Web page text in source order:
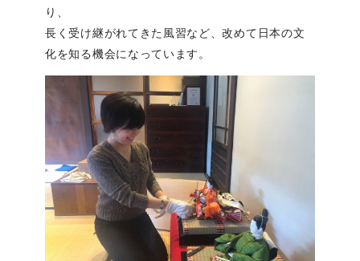
り、
長く受け継がれてきた風習など、改めて日本の文
化を知る機会になっています。